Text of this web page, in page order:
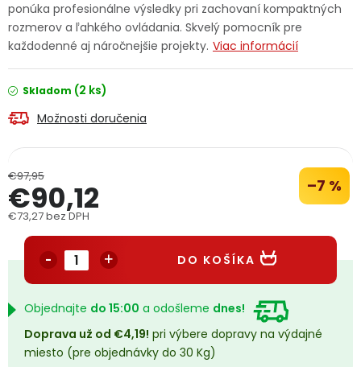
PODPORA
Reklamačný formulár Odstúpenie v lehote 14 dní
Podmienky ochrany osobných údajov
Přihlášení Registrace +
ponúka profesionálne výsledky pri zachovaní kompaktných
rozmerov a ľahkého ovládania. Skvelý pomocník pre
každodenné aj náročnejšie projekty. Viac informácií
Skladom (2 ks)
Možnosti doručenia
€97,95 –7 %
€90,12
€73,27 bez DPH
DO KOŠÍKA
Objednajte do 15:00 a odošleme dnes!
Doprava už od €4,19! pri výbere dopravy na výdajné
miesto (pre objednávky do 30 Kg)